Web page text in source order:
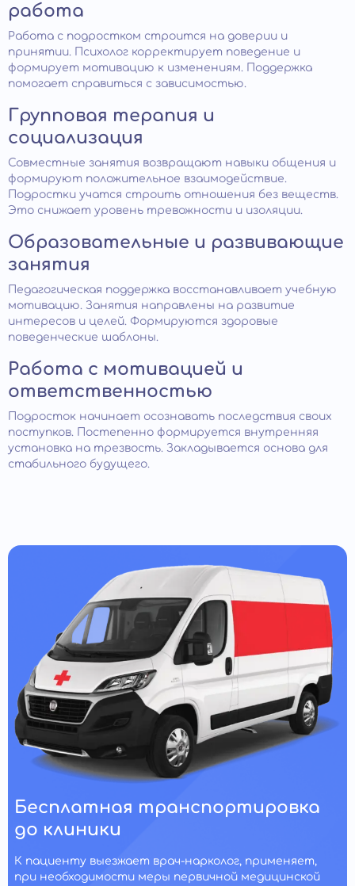
работа
Работа с подростком строится на доверии и
принятии. Психолог корректирует поведение и
формирует мотивацию к изменениям. Поддержка
помогает справиться с зависимостью.
Групповая терапия и
социализация
Совместные занятия возвращают навыки общения и
формируют положительное взаимодействие.
Подростки учатся строить отношения без веществ.
Это снижает уровень тревожности и изоляции.
Образовательные и развивающие
занятия
Педагогическая поддержка восстанавливает учебную
мотивацию. Занятия направлены на развитие
интересов и целей. Формируются здоровые
поведенческие шаблоны.
Работа с мотивацией и
ответственностью
Подросток начинает осознавать последствия своих
поступков. Постепенно формируется внутренняя
установка на трезвость. Закладывается основа для
стабильного будущего.
Бесплатная транспортировка
до клиники
К пациенту выезжает врач-нарколог, применяет,
при необходимости меры первичной медицинской